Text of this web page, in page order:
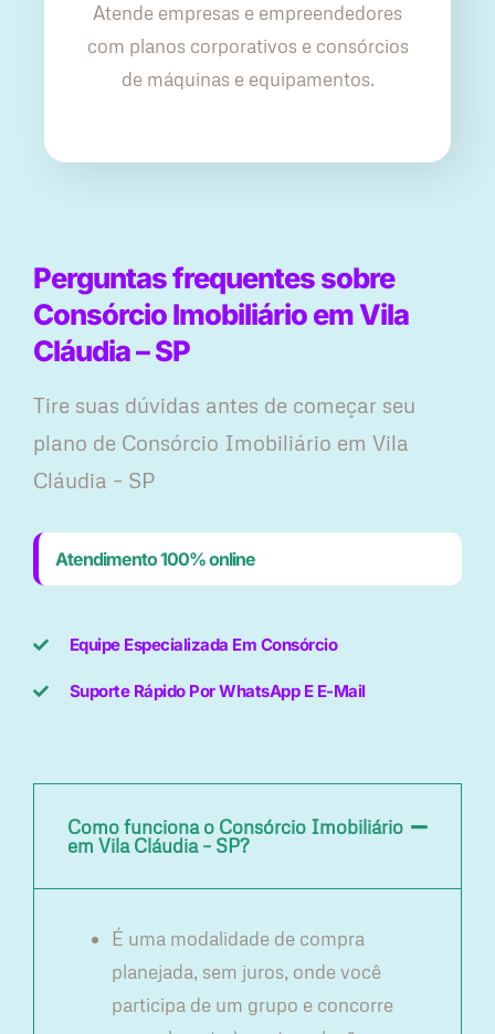
Atende empresas e empreendedores
com planos corporativos e consórcios
de máquinas e equipamentos.
Perguntas frequentes sobre
Consórcio Imobiliário em Vila
Cláudia – SP
Tire suas dúvidas antes de começar seu
plano ​de Consórcio Imobiliário em Vila
Cláudia – SP
Atendimento 100% online
Equipe Especializada Em Consórcio
Suporte Rápido Por WhatsApp E E-Mail
Como funciona o Consórcio Imobiliário
em Vila Cláudia – SP?
É uma modalidade de compra
planejada, sem juros, onde você
participa de um grupo e concorre